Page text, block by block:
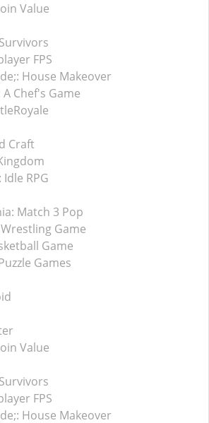
Value
FPS
House Makeover
Chef's Game
Craft
RPG
Match 3 Pop
Game
Game
Games
Value
FPS
House Makeover